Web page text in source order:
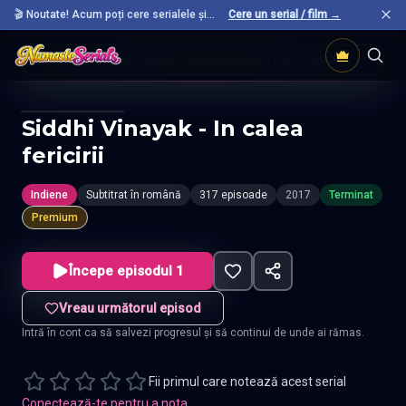
🎬 Noutate! Acum poți cere serialele și
filmele preferate care nu sunt încă pe site.
Cere un serial / film →
Acasă Seriale Indiene Siddhi Vinayak In Calea Fericirii
Siddhi Vinayak - In calea
fericirii
Indiene Subtitrat în română 317 episoade 2017
Terminat
Premium
Începe episodul 1
Vreau următorul episod
Intră în cont ca să salvezi progresul și să continui de unde ai rămas.
Fii primul care notează acest serial